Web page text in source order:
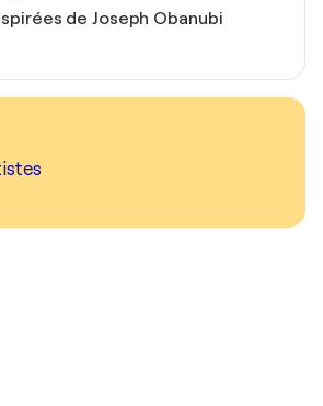
de Joseph Obanubi